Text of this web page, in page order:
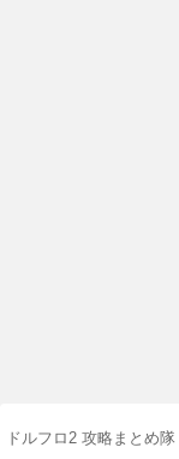
ドルフロ2 攻略まとめ隊